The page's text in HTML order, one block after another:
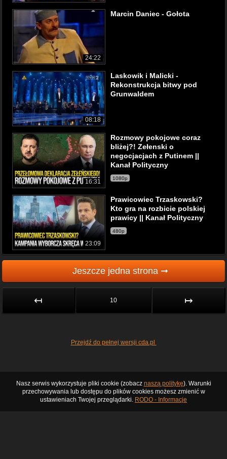
24:22
Marcin Daniec - Gołota
08:18
Laskowik i Malicki -
Rekonstrukcja bitwy pod
Grunwaldem
16:31
Rozmowy pokojowe coraz
bliżej?! Zełenski o
negocjacjach z Putinem ||
Kanał Polityczny
1080p
23:09
Prawicowiec Trzaskowski?
Kto gra na rozbicie polskiej
prawicy || Kanał Polityczny
480p
Jeszcze jedna strona ➞
↤ 10 ↦
Przejdź do pełnej wersji cda.pl
Nasz serwis wykorzystuje pliki cookie (zobacz naszą politykę). Warunki
przechowywania lub dostępu do plików cookies możesz zmienić w
ustawieniach Twojej przeglądarki. RODO - Informacje